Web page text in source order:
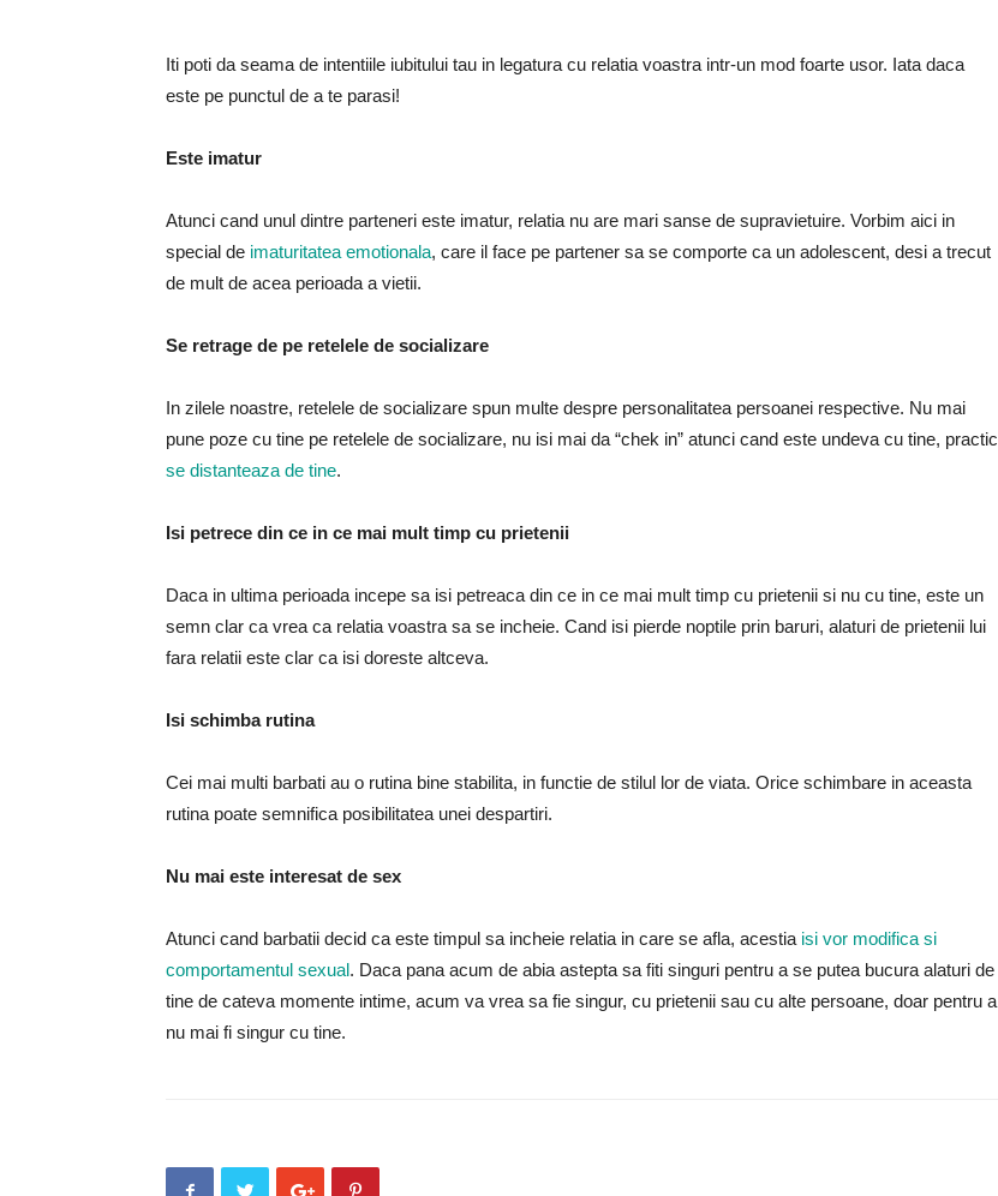
Iti poti da seama de intentiile iubitului tau in legatura cu relatia voastra intr-un mod foarte usor. Iata daca
este pe punctul de a te parasi!
Este imatur
Atunci cand unul dintre parteneri este imatur, relatia nu are mari sanse de supravietuire. Vorbim aici in
special de imaturitatea emotionala, care il face pe partener sa se comporte ca un adolescent, desi a trecut
de mult de acea perioada a vietii.
Se retrage de pe retelele de socializare
In zilele noastre, retelele de socializare spun multe despre personalitatea persoanei respective. Nu mai
pune poze cu tine pe retelele de socializare, nu isi mai da “chek in” atunci cand este undeva cu tine, practic
se distanteaza de tine.
Isi petrece din ce in ce mai mult timp cu prietenii
Daca in ultima perioada incepe sa isi petreaca din ce in ce mai mult timp cu prietenii si nu cu tine, este un
semn clar ca vrea ca relatia voastra sa se incheie. Cand isi pierde noptile prin baruri, alaturi de prietenii lui
fara relatii este clar ca isi doreste altceva.
Isi schimba rutina
Cei mai multi barbati au o rutina bine stabilita, in functie de stilul lor de viata. Orice schimbare in aceasta
rutina poate semnifica posibilitatea unei despartiri.
Nu mai este interesat de sex
Atunci cand barbatii decid ca este timpul sa incheie relatia in care se afla, acestia isi vor modifica si
comportamentul sexual. Daca pana acum de abia astepta sa fiti singuri pentru a se putea bucura alaturi de
tine de cateva momente intime, acum va vrea sa fie singur, cu prietenii sau cu alte persoane, doar pentru a
nu mai fi singur cu tine.